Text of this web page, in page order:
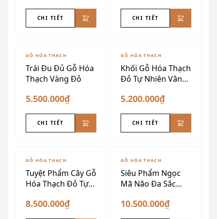
CHI TIẾT CHI TIẾT
GỖ HÓA THẠCH
Trái Đu Đủ Gỗ Hóa
Thạch Vàng Đỏ
5.500.000₫
CHI TIẾT
GỖ HÓA THẠCH
Khối Gỗ Hóa Thạch
Đỏ Tự Nhiên Vân
5.200.000₫
CHI TIẾT
GỖ HÓA THẠCH
Tuyệt Phẩm Cây Gỗ
Hóa Thạch Đỏ Tự
8.500.000₫
ĐÃ SƯU TẦM
GỖ HÓA THẠCH
Siêu Phẩm Ngọc
Mã Não Đa Sắc
Thuật
10.500.000₫